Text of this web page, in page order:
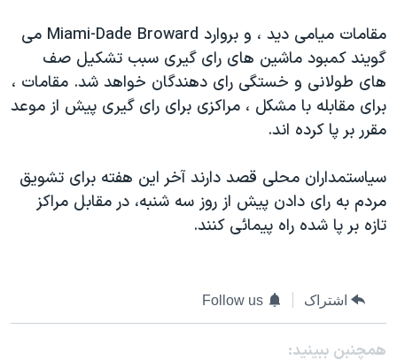
اقتصادی
علم و فناوری
اسرائیل در جنگ
گالری عکس
آرشیو پخش زنده
حمله جمهوری اسلامی به اسرائیل
رمز مهسا
ورزش زنان در ایران
اعتراضات زن، زندگی، آزادی
مجموعه مستندهای دادخواهی
تریبونال مردمی آبان ۹۸
دادگاه حمید نوری
قانون شفافیت دارائی کادر رهبری ایران
زبانهای مختلف
مقامات ميامی ديد ، و بروارد Miami-Dade Broward می
گويند کمبود ماشين های رای گيری سبب تشکيل صف
های طولانی و خستگی رای دهندگان خواهد شد. مقامات ،
برای مقابله با مشکل ، مراکزی برای رای گيری پيش از موعد
مقرر بر پا کرده اند.
سياستمداران محلی قصد دارند آخر اين هفته برای تشويق
مردم به رای دادن پيش از روز سه شنبه، در مقابل مراکز
تازه بر پا شده راه پيمائی کنند.
اشتراک Follow us
همچنبن ببینید: